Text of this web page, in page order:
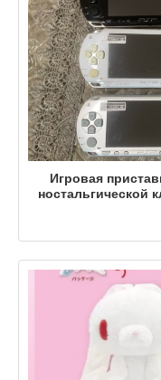
Игровая
ностальгической